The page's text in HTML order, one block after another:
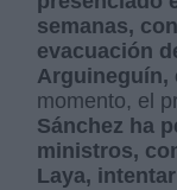
semanas,
evacuación
Arguineguín,
momento, el
Sánchez ha
ministros,
Laya,